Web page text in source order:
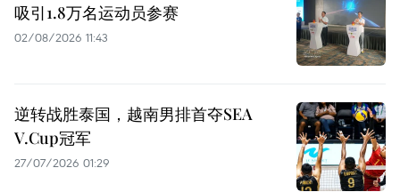
吸引1.8万名运动员参赛
02/08/2026 11:43
逆转战胜泰国，越南男排首夺SEA
V.Cup冠军
27/07/2026 01:29